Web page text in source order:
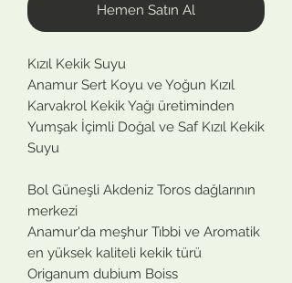
Hemen Satın Al
Kızıl Kekik Suyu
Anamur Sert Koyu ve Yoğun Kızıl
Karvakrol Kekik Yağı üretiminden
Yumşak İçimli Doğal ve Saf Kızıl Kekik
Suyu
Bol Güneşli Akdeniz Toros dağlarının
merkezi
Anamur'da meşhur Tıbbi ve Aromatik
en yüksek kaliteli kekik türü
Origanum dubium Boiss